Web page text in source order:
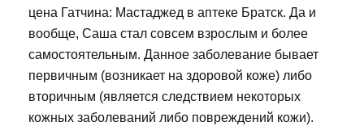
цена Гатчина: Мастаджед в аптеке Братск. Да и
вообще, Саша стал совсем взрослым и более
самостоятельным. Данное заболевание бывает
первичным (возникает на здоровой коже) либо
вторичным (является следствием некоторых
кожных заболеваний либо повреждений кожи).